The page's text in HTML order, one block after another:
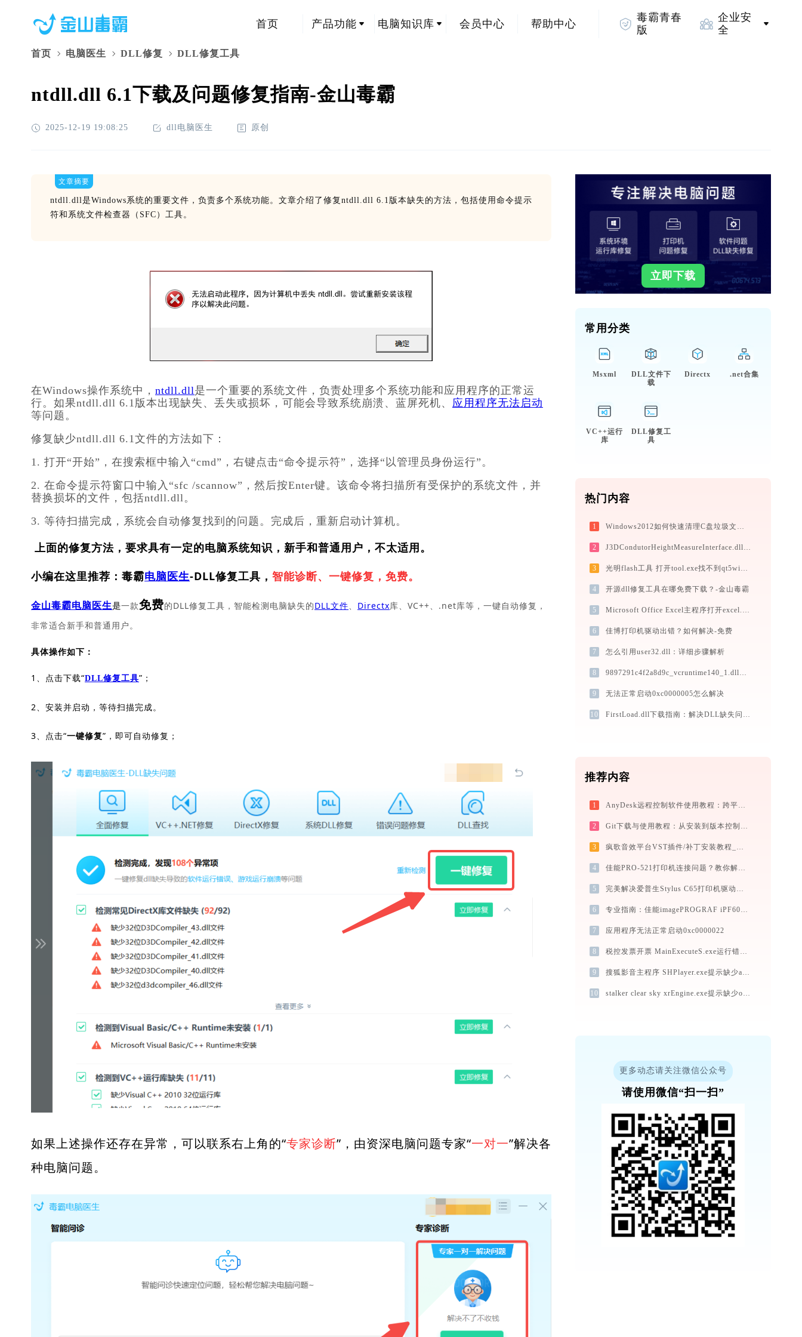
首页 产品功能 电脑知识库 会员中心 帮助中心
毒霸青春
版
企业安
全
首页 电脑医生 DLL修复 DLL修复工具
ntdll.dll 6.1下载及问题修复指南-金山毒霸
2025-12-19 19:08:25 dll电脑医生 原创
文章摘要
ntdll.dll是Windows系统的重要文件，负责多个系统功能。文章介绍了修复ntdll.dll 6.1版本缺失的方法，包括使用命令提示
符和系统文件检查器（SFC）工具。
在Windows操作系统中， ntdll.dll是一个重要的系统文件，负责处理多个系统功能和应用程序的正常运
行。如果ntdll.dll 6.1版本出现缺失、丢失或损坏，可能会导致系统崩溃、蓝屏死机、 应用程序无法启动
等问题。
修复缺少ntdll.dll 6.1文件的方法如下：
1. 打开“开始”，在搜索框中输入“cmd”，右键点击“命令提示符”，选择“以管理员身份运行”。
2. 在命令提示符窗口中输入“sfc /scannow”，然后按Enter键。该命令将扫描所有受保护的系统文件，并
替换损坏的文件，包括ntdll.dll。
3. 等待扫描完成，系统会自动修复找到的问题。完成后，重新启动计算机。
上面的修复方法，要求具有一定的电脑系统知识，新手和普通用户，不太适用。
小编在这里推荐：毒霸电脑医生-DLL修复工具， 智能诊断、一键修复，免费。
金山毒霸电脑医生是一款免费的DLL修复工具，智能检测电脑缺失的DLL文件、 Directx库、VC++、.net库等，一键自动修复，
非常适合新手和普通用户。
具体操作如下：
1、点击下载“DLL修复工具”；
2、安装并启动，等待扫描完成。
3、点击“一键修复”，即可自动修复；
如果上述操作还存在异常，可以联系右上角的“专家诊断”，由资深电脑问题专家“一对一”解决各
种电脑问题。
立即下载
常用分类
Msxml
DLL文件下
载
Directx .net合集
VC++运行
库
DLL修复工
具
热门内容
1 Windows2012如何快速清理C盘垃圾文件？
2 J3DCondutorHeightMeasureInterface.dll下载
3 光明flash工具 打开tool.exe找不到qt5widgets.dll怎么办
4 开源dll修复工具在哪免费下载？-金山毒霸
5 Microsoft Office Excel主程序打开excel.exe提示0xc0000022错误码怎么办
6 佳博打印机驱动出错？如何解决-免费
7 怎么引用user32.dll：详细步骤解析
8 9897291c4f2a8d9c_vcruntime140_1.dll下载
9 无法正常启动0xc0000005怎么解决
10 FirstLoad.dll下载指南：解决DLL缺失问题的完整方案（32/64位官方免费版）
推荐内容
1 AnyDesk远程控制软件使用教程：跨平台高速远程桌面连接完全指南
2 Git下载与使用教程：从安装到版本控制的完整指南
3 疯歌音效平台VST插件/补丁安装教程_如何加载插件效果包
4 佳能PRO-521打印机连接问题？教你解决方法 -金山毒霸
5 完美解决爱普生Stylus C65打印机驱动安装困扰，全面下载安装教程
6 专业指南：佳能imagePROGRAF iPF600打印机驱动的下载与安装步骤详解
7 应用程序无法正常启动0xc0000022
8 税控发票开票 MainExecuteS.exe运行错误提示0xc000000d的解决办法
9 搜狐影音主程序 SHPlayer.exe提示缺少avformat-59.dll文件的解决办法
10 stalker clear sky xrEngine.exe提示缺少openal32.dll文件的解决办法
更多动态请关注微信公众号
请使用微信“扫一扫”